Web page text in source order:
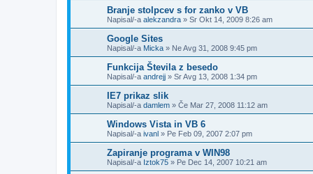
Branje stolpcev s for zanko v VB
Napisal/-a alekzandra » Sr Okt 14, 2009 8:26 am
Google Sites
Napisal/-a Micka » Ne Avg 31, 2008 9:45 pm
Funkcija Števila z besedo
Napisal/-a andrejj » Sr Avg 13, 2008 1:34 pm
IE7 prikaz slik
Napisal/-a damlem » Če Mar 27, 2008 11:12 am
Windows Vista in VB 6
Napisal/-a ivanl » Pe Feb 09, 2007 2:07 pm
Zapiranje programa v WIN98
Napisal/-a Iztok75 » Pe Dec 14, 2007 10:21 am